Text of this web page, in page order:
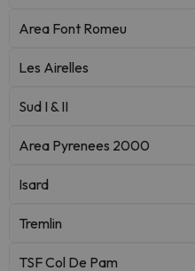
Area Font Romeu
Les Airelles
Sud I & II
Area Pyrenees 2000
Isard
Tremlin
TSF Col De Pam